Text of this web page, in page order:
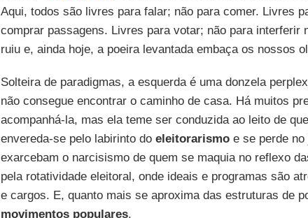
Aqui, todos são livres para falar; não para comer. Livres
comprar passagens. Livres para votar; não para interferir
ruiu e, ainda hoje, a poeira levantada embaça os nossos
Solteira de paradigmas, a esquerda é uma donzela
não consegue encontrar o caminho de casa. Há muitos
acompanhá-la, mas ela teme ser conduzida ao leito de
envereda-se pelo labirinto do eleitorarismoe se perde no
exarcebam o narcisismo de quem se maquia no reflexo
pela rotatividade eleitoral, onde ideais e programas são
e cargos. E, quanto mais se aproxima das estruturas de
movimentos populares.